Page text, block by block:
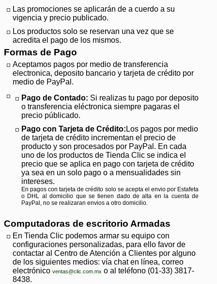
Las promociones se aplicarán de a cuerdo a su
vigencia y precio publicado.
Los productos solo se reservan una vez que se
acredita el pago de los mismos.
Formas de Pago
Aceptamos pagos por medio de transferencia
electronica, deposito bancario y tarjeta de crédito por
medio de PayPal.
Pago de Contado: Si realizas tu pago por deposito
o transferencia eléctronica siempre pagaras el
precio públicado.
Pago con Tarjeta de Crédito: Los pagos por medio
de tarjeta de crédito incrementan el precio de
producto y son procesados por PayPal. En cada
uno de los productos de Tienda Clic se indica el
precio que se aplica en pago con tarjeta de crédito
ya sea en un solo pago o a mensualidades sin
intereses.
En pagos con tarjeta de crédito solo se acepta el envio por Estafeta
o DHL al domicilio que se tienen dado de alta en la cuenta de
PayPal, no se realizaran envios a otro domicilio.
Computadoras de escritorio Armadas
En Tienda Clic podemos armar su equipo con
configuraciones personalizadas, para ello favor de
contactar al Centro de Atención a Clientes por alguno
de los siguientes medios: vía chat en línea, correo
electrónico ventas@clic.com.mx o al teléfono (01-33) 3817-
8438.